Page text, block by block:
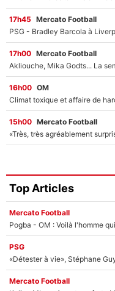
17h45 Mercato Football
PSG - Bradley Barcola à
17h00 Mercato Football
16h00 OM
15h00 Mercato Football
Top Articles
Mercato Football
Pogba - OM : Voilà l'homme
PSG
«Détester à vie», Stéphane
Mercato Football